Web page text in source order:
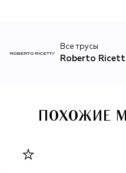
Все трусы
Roberto
ПОХОЖИЕ